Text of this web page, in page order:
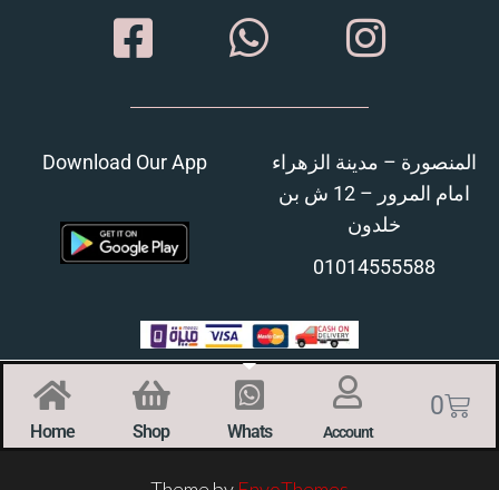
Download Our App
المنصورة – مدينة الزهراء
امام المرور – 12 ش بن
خلدون
01014555588
Home Shop Whats Account
0